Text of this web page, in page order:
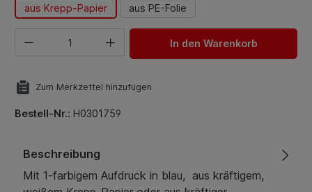
aus Krepp-Papier
aus PE-Folie
Produkt Anzahl: Gib den gewünschten Wert ein oder
In den Warenkorb
Zum Merkzettel hinzufügen
Bestell-Nr.: H0301759
Beschreibung
Mit 1-farbigem Aufdruck in blau, aus kräftigem,